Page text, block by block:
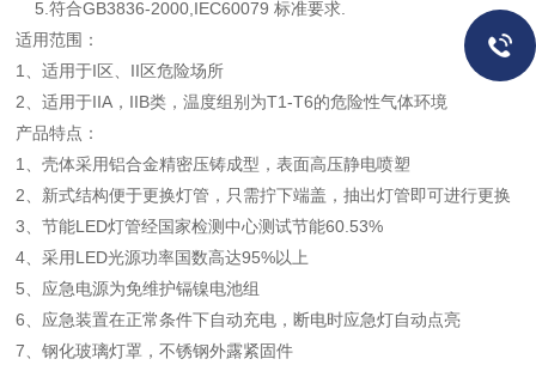
5.符合GB3836-2000,IEC60079 标准要求.
适用范围：
1、适用于I区、II区危险场所
2、适用于IIA，IIB类，温度组别为T1-T6的危险性气体环境
产品特点：
1、壳体采用铝合金精密压铸成型，表面高压静电喷塑
2、新式结构便于更换灯管，只需拧下端盖，抽出灯管即可进行更换
3、节能LED灯管经国家检测中心测试节能60.53%
4、采用LED光源功率国数高达95%以上
5、应急电源为免维护镉镍电池组
6、应急装置在正常条件下自动充电，断电时应急灯自动点亮
7、钢化玻璃灯罩，不锈钢外露紧固件